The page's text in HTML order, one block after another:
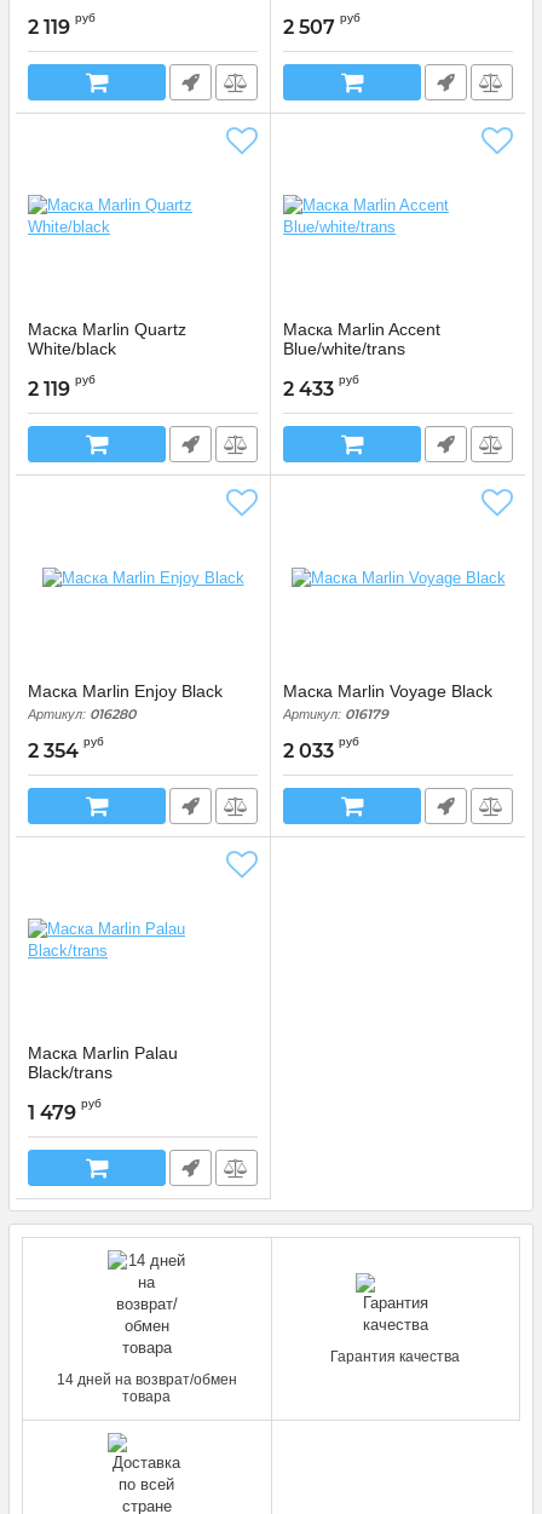
016279
2 119 руб 016271
2 507 руб
Маска Marlin Quartz
White/black
016268
2 119 руб
Маска Marlin Accent
Blue/white/trans
016270
2 433 руб
Маска Marlin Enjoy Black
Артикул: 016280
2 354 руб
Маска Marlin Voyage Black
Артикул: 016179
2 033 руб
Маска Marlin Palau
Black/trans
015531
1 479 руб
14 дней на возврат/обмен
товара
Гарантия качества